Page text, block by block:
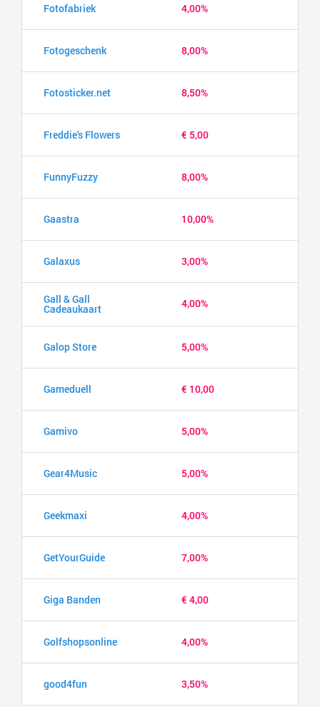
Fotofabriek 4,00%
Fotogeschenk 8,00%
Fotosticker.net 8,50%
Freddie's Flowers € 5,00
FunnyFuzzy 8,00%
Gaastra 10,00%
Galaxus 3,00%
Gall & Gall
Cadeaukaart 4,00%
Galop Store 5,00%
Gameduell € 10,00
Gamivo 5,00%
Gear4Music 5,00%
Geekmaxi 4,00%
GetYourGuide 7,00%
Giga Banden € 4,00
Golfshopsonline 4,00%
good4fun 3,50%